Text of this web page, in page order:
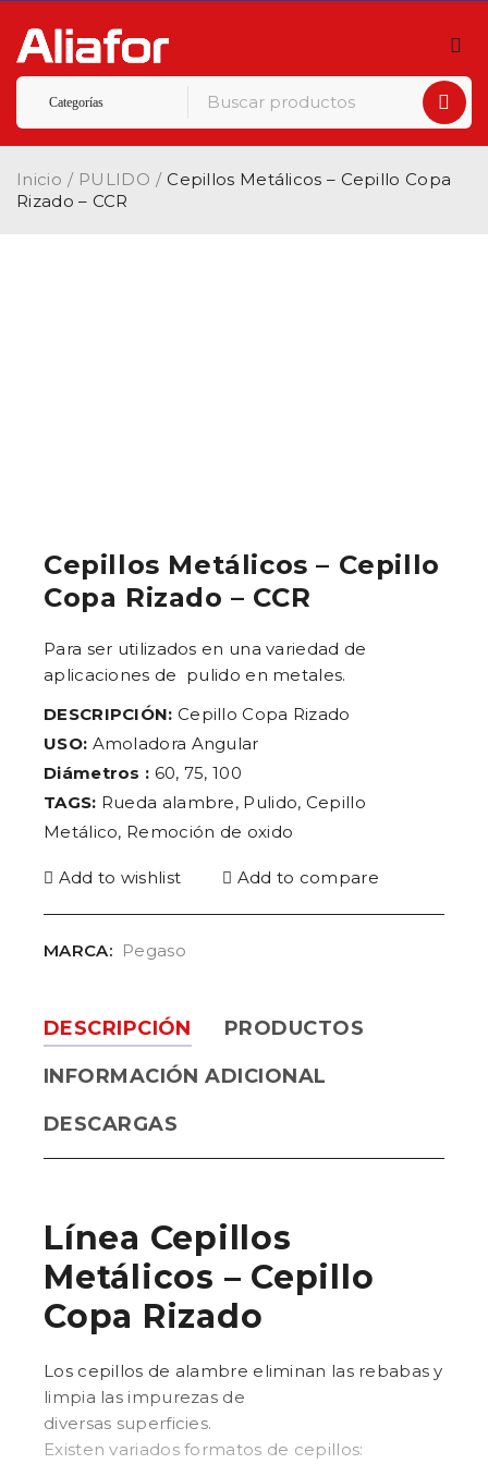
Inicio / PULIDO / Cepillos Metálicos – Cepillo Copa
Rizado – CCR
Cepillos Metálicos – Cepillo
Copa Rizado – CCR
Para ser utilizados en una variedad de
aplicaciones de pulido en metales.
DESCRIPCIÓN: Cepillo Copa Rizado
USO: Amoladora Angular
Diámetros : 60, 75, 100
TAGS: Rueda alambre, Pulido, Cepillo
Metálico, Remoción de oxido
Add to wishlist Add to compare
MARCA: Pegaso
DESCRIPCIÓN
PRODUCTOS
INFORMACIÓN ADICIONAL
DESCARGAS
Línea Cepillos
Metálicos – Cepillo
Copa Rizado
Los cepillos de alambre eliminan las rebabas y
limpia las impurezas de
diversas superficies.
Existen variados formatos de cepillos: